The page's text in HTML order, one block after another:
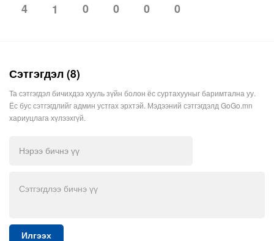
4 1 0 0 0 0
Сэтгэгдэл (8)
Та сэтгэгдэл бичихдээ хууль зүйн болон ёс суртахууныг баримтална уу.
Ёс бус сэтгэгдлийг админ устгах эрхтэй. Мэдээний сэтгэгдэлд GoGo.mn
хариуцлага хүлээхгүй.
Илгээх